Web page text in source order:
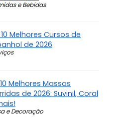
e Bebidas
Melhores Cursos de
de 2026
Melhores Massas
de 2026: Suvinil, Coral
e Decoração